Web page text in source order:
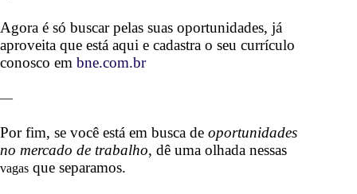
Agora é só buscar pelas suas oportunidades, já
aproveita que está aqui e cadastra o seu currículo
conosco em bne.com.br
—
Por fim, se você está em busca de oportunidades
no mercado de trabalho, dê uma olhada nessas
vagas que separamos.